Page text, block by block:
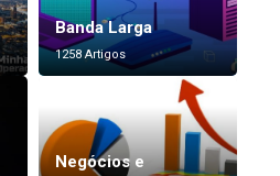
Banda Larga
1258 Artigos
Negócios e